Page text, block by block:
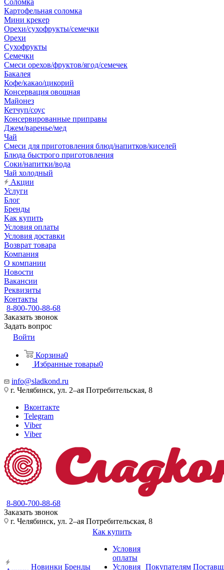
Соломка
Картофельная соломка
Мини крекер
Орехи/сухофрукты/семечки
Орехи
Сухофрукты
Семечки
Смеси орехов/фруктов/ягод/семечек
Бакалея
Кофе/какао/цикорий
Консервация овощная
Майонез
Кетчуп/соус
Консервированные приправы
Джем/варенье/мед
Чай
Смеси для приготовления блюд/напитков/киселей
Блюда быстрого приготовления
Соки/напитки/вода
Чай холодный
Акции
Услуги
Блог
Бренды
Как купить
Условия оплаты
Условия доставки
Возврат товара
Компания
О компании
Новости
Вакансии
Реквизиты
Контакты
8-800-700-88-68
Заказать звонок
Задать вопрос
Войти
Корзина0
Избранные товары0
info@sladkond.ru
г. Челябинск, ул. 2–ая Потребительская, 8
Вконтакте
Telegram
Viber
Viber
8-800-700-88-68
Заказать звонок
г. Челябинск, ул. 2–ая Потребительская, 8
Новинки Бренды
Как купить
Условия
оплаты
Условия Покупателям